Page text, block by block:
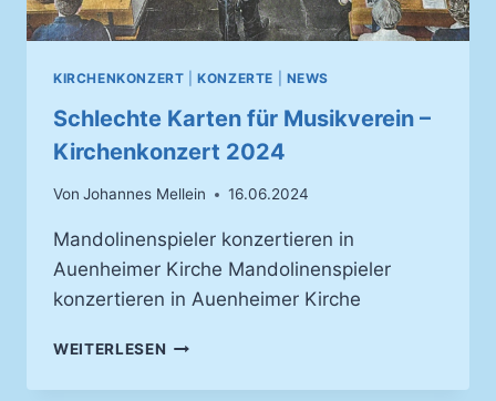
KIRCHENKONZERT |KONZERTE NEWS
Schlechte Karten für Musikverein –
Kirchenkonzert 2024
Von Johannes Mellein 16.06.2024
Mandolinenspieler konzertieren in
Auenheimer Kirche Mandolinenspieler
konzertieren in Auenheimer Kirche
WEITERLESEN SCHLECHTE
FÜR